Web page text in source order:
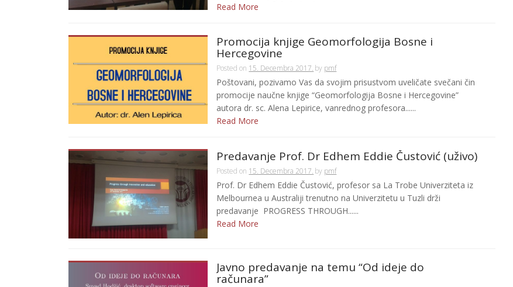
Read More
Promocija knjige Geomorfologija Bosne i
Hercegovine
Posted on 15. Decembra 2017. by pmf
Poštovani, pozivamo Vas da svojim prisustvom uveličate svečani čin
promocije naučne knjige “Geomorfologija Bosne i Hercegovine”
autora dr. sc. Alena Lepirice, vanrednog profesora......
Read More
Predavanje Prof. Dr Edhem Eddie Čustović (uživo)
Posted on 15. Decembra 2017. by pmf
Prof. Dr Edhem Eddie Čustović, profesor sa La Trobe Univerziteta iz
Melbournea u Australiji trenutno na Univerzitetu u Tuzli drži
predavanje PROGRESS THROUGH......
Read More
Javno predavanje na temu “Od ideje do
računara”